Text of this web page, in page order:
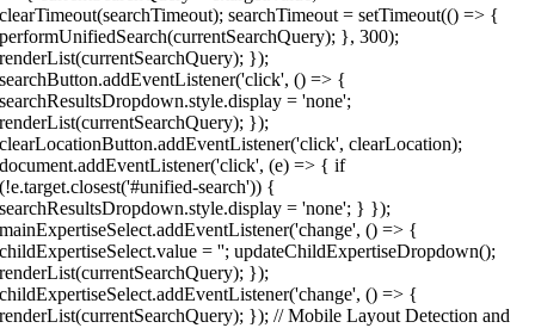
clearTimeout(searchTimeout); searchTimeout = setTimeout(() => {
performUnifiedSearch(currentSearchQuery); }, 300);
renderList(currentSearchQuery); });
searchButton.addEventListener('click', () => {
searchResultsDropdown.style.display = 'none';
renderList(currentSearchQuery); });
clearLocationButton.addEventListener('click', clearLocation);
document.addEventListener('click', (e) => { if
(!e.target.closest('#unified-search')) {
searchResultsDropdown.style.display = 'none'; } });
mainExpertiseSelect.addEventListener('change', () => {
childExpertiseSelect.value = ''; updateChildExpertiseDropdown();
renderList(currentSearchQuery); });
childExpertiseSelect.addEventListener('change', () => {
renderList(currentSearchQuery); }); // Mobile Layout Detection and